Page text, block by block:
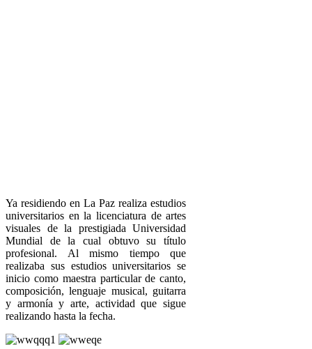
Ya residiendo en La Paz realiza estudios
universitarios en la licenciatura de artes
visuales de la prestigiada Universidad
Mundial de la cual obtuvo su título
profesional. Al mismo tiempo que
realizaba sus estudios universitarios se
inicio como maestra particular de canto,
composición, lenguaje musical, guitarra
y armonía y arte, actividad que sigue
realizando hasta la fecha.